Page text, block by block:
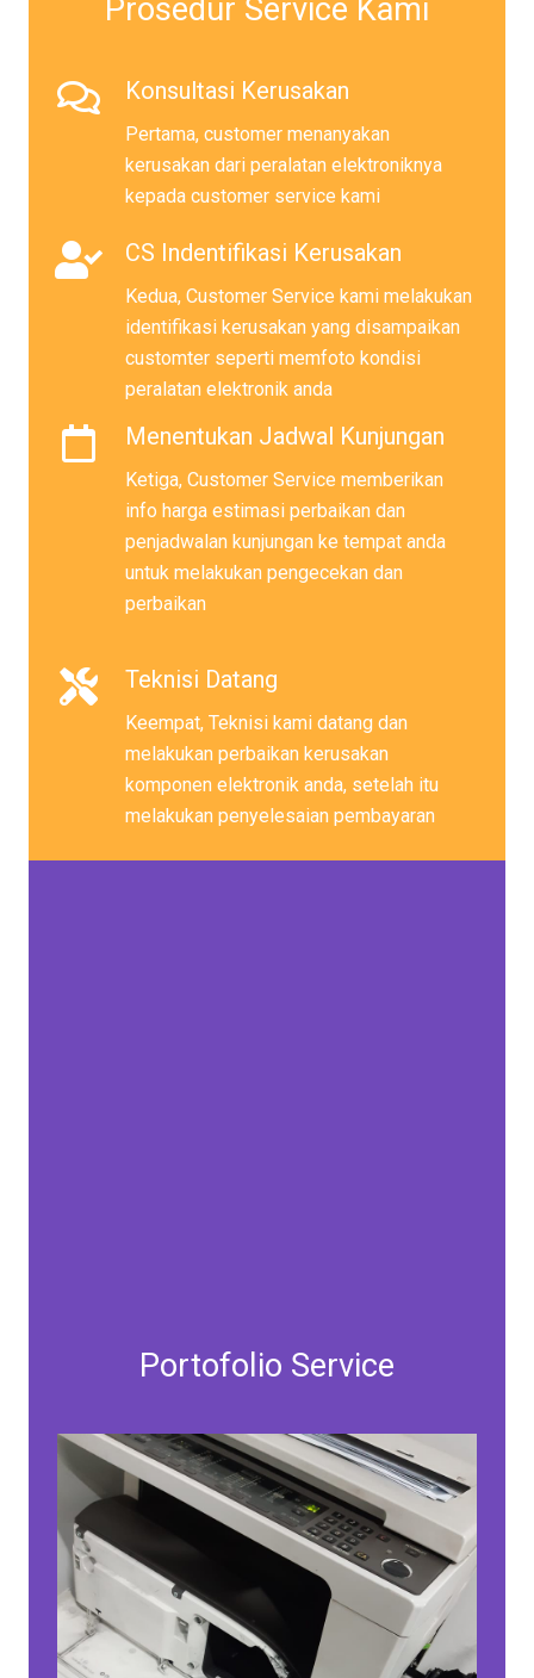
Prosedur Service Kami
Konsultasi Kerusakan
Pertama, customer menanyakan
kerusakan dari peralatan elektroniknya
kepada customer service kami
CS Indentifikasi Kerusakan
Kedua, Customer Service kami melakukan
identifikasi kerusakan yang disampaikan
customter seperti memfoto kondisi
peralatan elektronik anda
Menentukan Jadwal Kunjungan
Ketiga, Customer Service memberikan
info harga estimasi perbaikan dan
penjadwalan kunjungan ke tempat anda
untuk melakukan pengecekan dan
perbaikan
Teknisi Datang
Keempat, Teknisi kami datang dan
melakukan perbaikan kerusakan
komponen elektronik anda, setelah itu
melakukan penyelesaian pembayaran
Portofolio Service